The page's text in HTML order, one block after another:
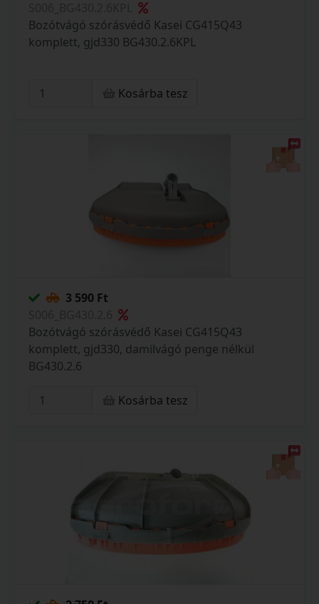
Bozótvágó szórásvédő Kasei CG415Q43
komplett, gjd330 BG430.2.6KPL
Kosárba tesz
3 590 Ft
Bozótvágó szórásvédő Kasei CG415Q43
komplett, gjd330, damilvágó penge nélkül
BG430.2.6
Kosárba tesz